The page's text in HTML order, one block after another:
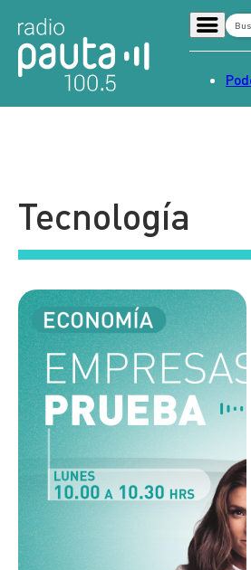
Dato
Tecnología